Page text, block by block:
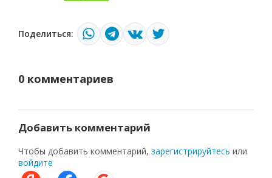
Поделиться:
0 комментариев
Добавить комментарий
Чтобы добавить комментарий, зарегистрируйтесь или
войдите